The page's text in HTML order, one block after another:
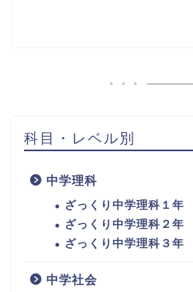
科目・レベル別
中学理科
ざっくり中学理科１年
ざっくり中学理科２年
ざっくり中学理科３年
中学社会